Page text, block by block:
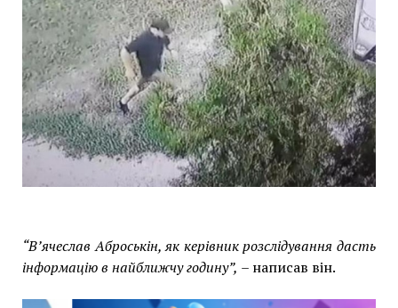
“В’ячеслав Аброськін, як керівник розслідування дасть
інформацію в найближчу годину”, – написав він.